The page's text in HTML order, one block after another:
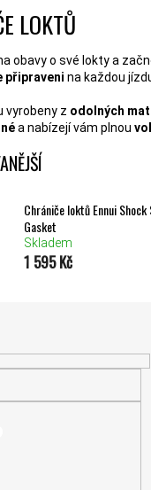
LOKTŮ
obavy o své lokty a
připraveni na každou
vyrobeny z odolných
a nabízejí vám plnou
Chrániče loktů Ennui Shock
Gasket
Skladem
1 595 Kč